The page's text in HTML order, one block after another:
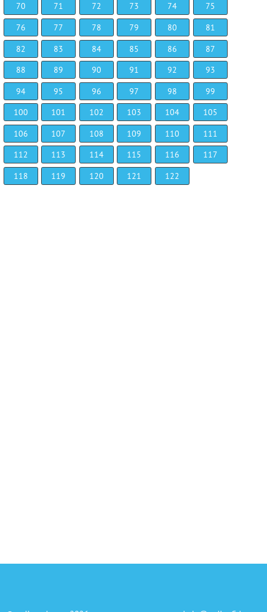
70
71 72 73 74
75
76
77 78 79 80
81
82
83 84 85 86
87
88
89 90 91 92
93
94
95 96 97 98
99
100
101 102 103 104
105
106
107 108 109 110
111
112
113 114 115 116
117
118
119 120 121 122